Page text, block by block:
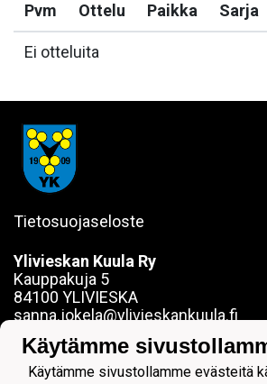
Pvm Ottelu Paikka Sarja
Ei otteluita
Tietosuojaseloste
Ylivieskan Kuula Ry
Kauppakuja 5
84100 YLIVIESKA
sanna.jokela@ylivieskankuula.fi
Y-tunnus: 0190563-7
Käytämme
Käytämme sivustollamme evästeitä